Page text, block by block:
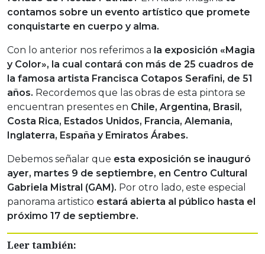
contamos sobre un evento artístico que promete
conquistarte en cuerpo y alma.
Con lo anterior nos referimos a la exposición «Magia
y Color», la cual contará con más de 25 cuadros de
la famosa artista Francisca Cotapos Serafini, de 51
años. Recordemos que las obras de esta pintora se
encuentran presentes en Chile, Argentina, Brasil,
Costa Rica, Estados Unidos, Francia, Alemania,
Inglaterra, España y Emiratos Árabes.
Debemos señalar que esta exposición se inauguró
ayer, martes 9 de septiembre, en Centro Cultural
Gabriela Mistral (GAM). Por otro lado, este especial
panorama artistico estará abierta al público hasta el
próximo 17 de septiembre.
Leer también: